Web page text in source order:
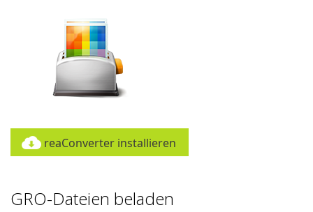
reaConverter installieren
GRO-Dateien beladen